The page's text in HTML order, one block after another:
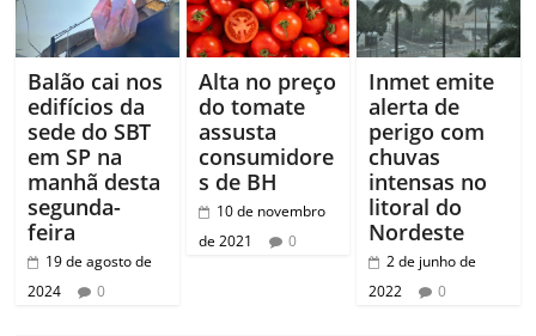
Balão cai nos
edifícios da
sede do SBT
em SP na
manhã desta
segunda-
feira
19 de agosto de
2024
0
Alta no preço
do tomate
assusta
consumidore
s de BH
10 de novembro
de 2021
0
Inmet emite
alerta de
perigo com
chuvas
intensas no
litoral do
Nordeste
2 de junho de
2022
0